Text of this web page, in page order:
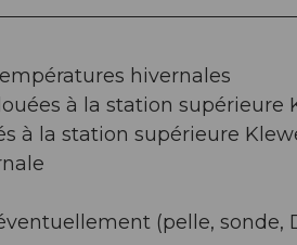
hivernales
à la station supérieure
à la station supérieure
(pelle, sonde,